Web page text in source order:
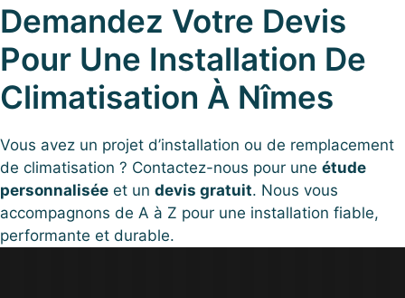
Demandez Votre Devis
Pour Une Installation De
Climatisation À Nîmes
Vous avez un projet d’installation ou de remplacement
de climatisation ? Contactez-nous pour une étude
personnalisée et un devis gratuit. Nous vous
accompagnons de A à Z pour une installation fiable,
performante et durable.